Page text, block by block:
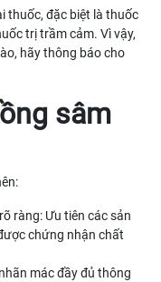
thuốc, đặc biệt là thuốc
trị trầm cảm. Vì vậy,
hãy thông báo cho
sâm
ràng: Ưu tiên các sản
chứng nhận chất
mác đầy đủ thông